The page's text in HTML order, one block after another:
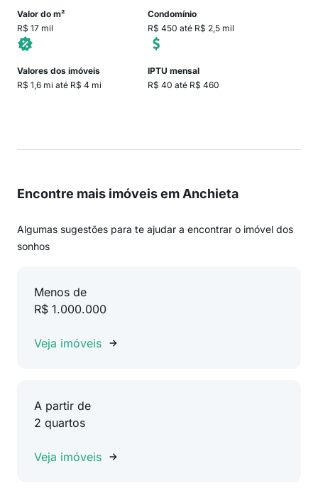
Valor do m²
R$ 17 mil
Condomínio
R$ 450 até R$ 2,5 mil
Valores dos imóveis
R$ 1,6 mi até R$ 4 mi
IPTU mensal
R$ 40 até R$ 460
Encontre mais imóveis em Anchieta
Algumas sugestões para te ajudar a encontrar o imóvel dos
sonhos
Menos de
R$ 1.000.000
Veja imóveis
A partir de
2 quartos
Veja imóveis